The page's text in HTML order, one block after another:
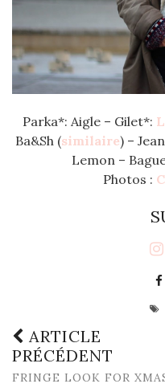
Parka*: Aigle – Gilet*:
Ba&Sh (similaire) –
Lemon –
Photos :
ARTICLE
PRÉCÉDENT
FRINGE LOOK FOR